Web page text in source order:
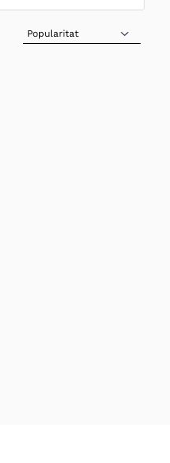
Sort Products